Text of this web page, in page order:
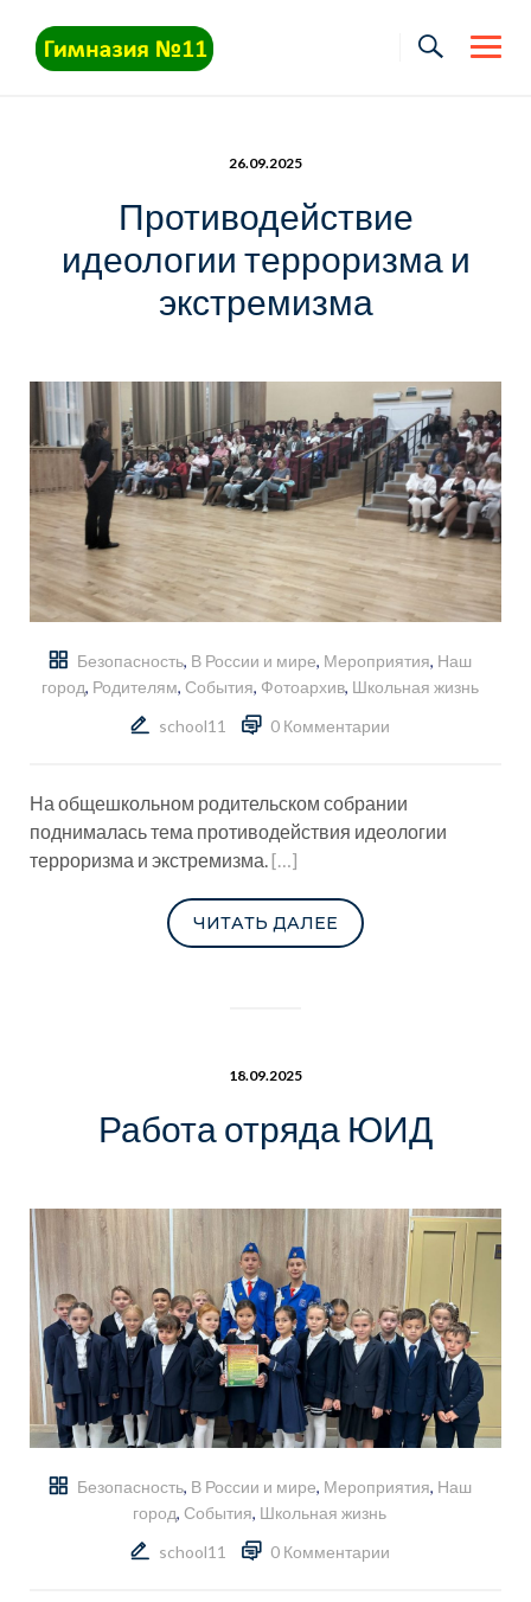
content
26.09.2025
Противодействие
идеологии терроризма и
экстремизма
Безопасность, В России и мире, Мероприятия, Наш
город, Родителям, События, Фотоархив, Школьная жизнь
school11
0 Комментарии
На общешкольном родительском собрании
поднималась тема противодействия идеологии
терроризма и экстремизма. […]
ЧИТАТЬ ДАЛЕЕ
18.09.2025
Работа отряда ЮИД
Безопасность, В России и мире, Мероприятия, Наш
город, События, Школьная жизнь
school11
0 Комментарии